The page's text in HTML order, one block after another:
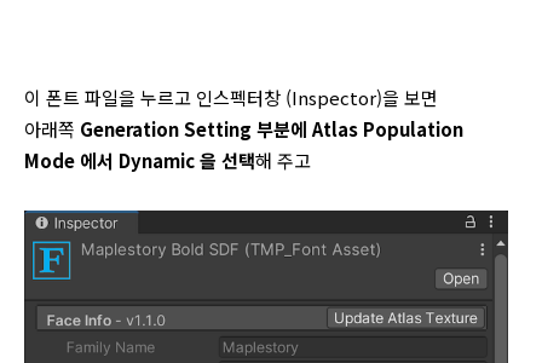
이 폰트 파일을 누르고 인스펙터창 (Inspector)을 보면
아래쪽 Generation Setting 부분에 Atlas Population
Mode 에서 Dynamic 을 선택해 주고